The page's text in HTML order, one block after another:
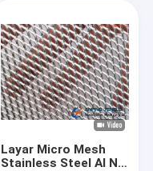
Layar Micro Mesh
Stainless Steel Al Ni